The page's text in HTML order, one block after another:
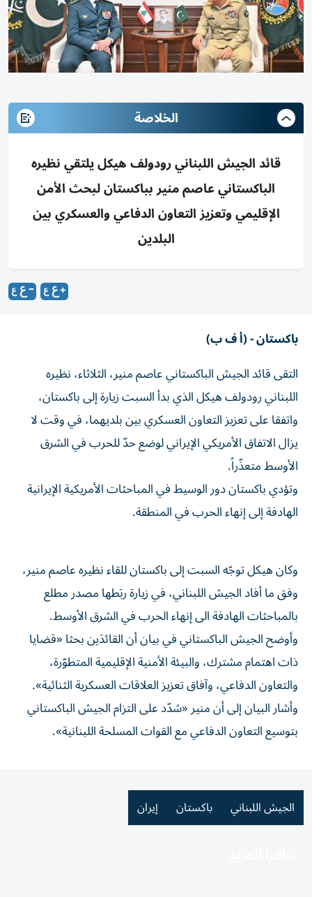
الخلاصة
قائد الجيش اللبناني رودولف هيكل يلتقي نظيره
الباكستاني عاصم منير بباكستان لبحث الأمن
الإقليمي وتعزيز التعاون الدفاعي والعسكري بين
البلدين
باكستان - (أ ف ب)
التقى قائد الجيش الباكستاني عاصم منير، الثلاثاء، نظيره
اللبناني رودولف هيكل الذي بدأ السبت زيارة إلى باكستان،
واتفقا على تعزيز التعاون العسكري بين بلديهما، في وقت لا
يزال الاتفاق الأمريكي الإيراني لوضع حدّ للحرب في الشرق
الأوسط متعذّراً.
وتؤدي باكستان دور الوسيط في المباحثات الأمريكية الإيرانية
الهادفة إلى إنهاء الحرب في المنطقة.
وكان هيكل توجّه السبت إلى باكستان للقاء نظيره عاصم منير،
وفق ما أفاد الجيش اللبناني، في زيارة ربَطها مصدر مطلع
بالمباحثات الهادفة الى إنهاء الحرب في الشرق الأوسط.
وأوضح الجيش الباكستاني في بيان أن القائدَين بحثا «قضايا
ذات اهتمام مشترك، والبيئة الأمنية الإقليمية المتطوّرة،
والتعاون الدفاعي، وآفاق تعزيز العلاقات العسكرية الثنائية».
وأشار البيان إلى أن منير «شدّد على التزام الجيش الباكستاني
بتوسيع التعاون الدفاعي مع القوات المسلحة اللبنانية».
الجيش اللبناني باكستان إيران